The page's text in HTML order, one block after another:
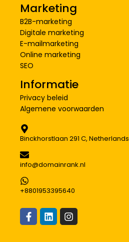
Marketing
B2B-marketing
Digitale marketing
E-mailmarketing
Online marketing
SEO
Informatie
Privacy beleid
Algemene voorwaarden
Binckhorstlaan 291 C, Netherlands
info@domainrank.nl
+8801953395640